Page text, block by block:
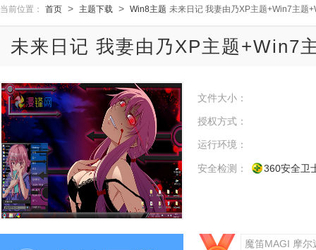
当前位置： 首页 > 主题下载 > Win8主题 未来日记 我妻由乃XP主题+Win7主题
未来日记 我妻由乃XP主题+Win7
文件大小：
授权方式：
运行环境：
安全检测： 360安全卫
魔笛MAGI 摩尔